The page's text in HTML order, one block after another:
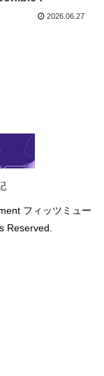
2026.06.27
フィッツミュー
Reserved.